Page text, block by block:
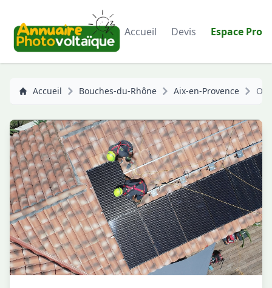
Accueil Devis Espace Pro
Accueil Bouches-du-Rhône Aix-en-Provence O2